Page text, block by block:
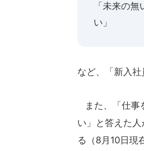
「未来の
い」
など、「新入社
また、「仕事
い」と答えた
る（8月10日現